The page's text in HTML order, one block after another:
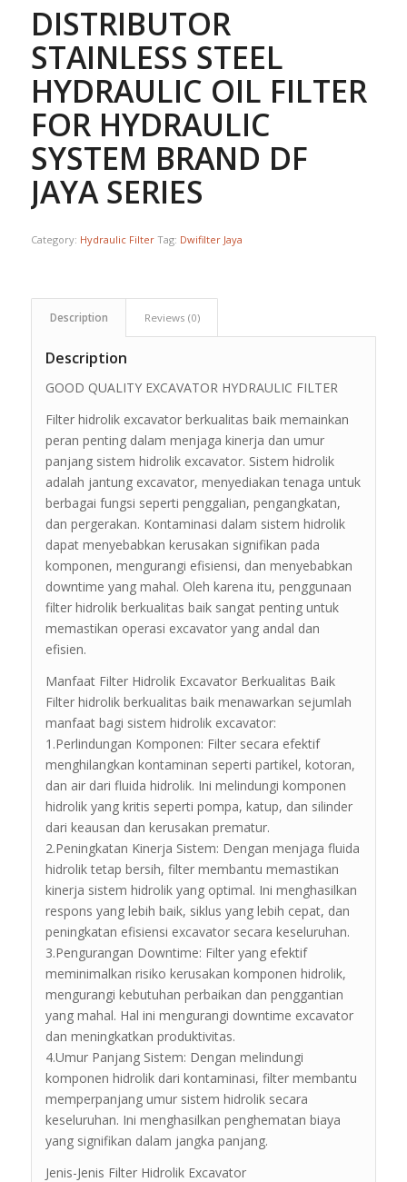
DISTRIBUTOR
STAINLESS STEEL
HYDRAULIC OIL FILTER
FOR HYDRAULIC
SYSTEM BRAND DF
JAYA SERIES
Category: Hydraulic Filter Tag: Dwifilter Jaya
Description Reviews (0)
Description
GOOD QUALITY EXCAVATOR HYDRAULIC FILTER
Filter hidrolik excavator berkualitas baik memainkan
peran penting dalam menjaga kinerja dan umur
panjang sistem hidrolik excavator. Sistem hidrolik
adalah jantung excavator, menyediakan tenaga untuk
berbagai fungsi seperti penggalian, pengangkatan,
dan pergerakan. Kontaminasi dalam sistem hidrolik
dapat menyebabkan kerusakan signifikan pada
komponen, mengurangi efisiensi, dan menyebabkan
downtime yang mahal. Oleh karena itu, penggunaan
filter hidrolik berkualitas baik sangat penting untuk
memastikan operasi excavator yang andal dan
efisien.
Manfaat Filter Hidrolik Excavator Berkualitas Baik
Filter hidrolik berkualitas baik menawarkan sejumlah
manfaat bagi sistem hidrolik excavator:
1.Perlindungan Komponen: Filter secara efektif
menghilangkan kontaminan seperti partikel, kotoran,
dan air dari fluida hidrolik. Ini melindungi komponen
hidrolik yang kritis seperti pompa, katup, dan silinder
dari keausan dan kerusakan prematur.
2.Peningkatan Kinerja Sistem: Dengan menjaga fluida
hidrolik tetap bersih, filter membantu memastikan
kinerja sistem hidrolik yang optimal. Ini menghasilkan
respons yang lebih baik, siklus yang lebih cepat, dan
peningkatan efisiensi excavator secara keseluruhan.
3.Pengurangan Downtime: Filter yang efektif
meminimalkan risiko kerusakan komponen hidrolik,
mengurangi kebutuhan perbaikan dan penggantian
yang mahal. Hal ini mengurangi downtime excavator
dan meningkatkan produktivitas.
4.Umur Panjang Sistem: Dengan melindungi
komponen hidrolik dari kontaminasi, filter membantu
memperpanjang umur sistem hidrolik secara
keseluruhan. Ini menghasilkan penghematan biaya
yang signifikan dalam jangka panjang.
Jenis-Jenis Filter Hidrolik Excavator